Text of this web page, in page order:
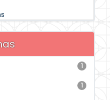
1
1